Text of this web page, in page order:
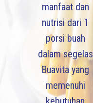
manfaat dan
nutrisi dari 1
porsi buah
dalam segelas
Buavita yang
memenuhi